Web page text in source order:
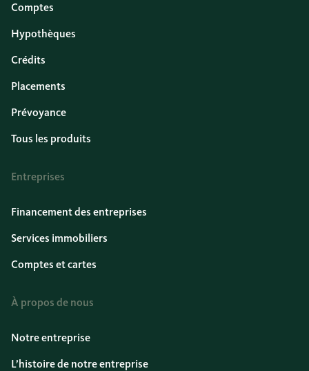
Comptes
Hypothèques
Crédits
Placements
Prévoyance
Tous les produits
Entreprises
Financement des entreprises
Services immobiliers
Comptes et cartes
À propos de nous
Notre entreprise
L’histoire de notre entreprise